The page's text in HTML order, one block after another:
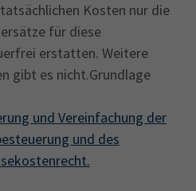
Kosten nur die
für diese
erstatten. Weitere
gibt es nicht.Grundlage
und Vereinfachung der
und des